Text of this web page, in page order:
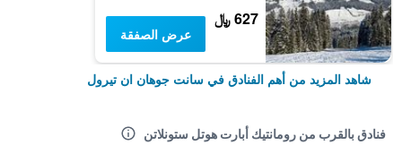
627 ﷼
عرض الصفقة
شاهد المزيد من أهم الفنادق في سانت جوهان ان تيرول
فنادق بالقرب من رومانتيك أبارت هوتل ستونلاتن